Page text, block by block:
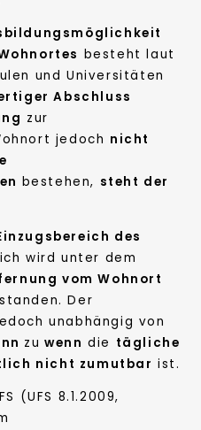
besteht laut
und Universitäten
Abschluss
zur
jedoch nicht
bestehen, steht der
des
wird unter dem
vom Wohnort
Der
unabhängig von
zu wenn die tägliche
nicht zumutbar ist.
(UFS 8.1.2009,